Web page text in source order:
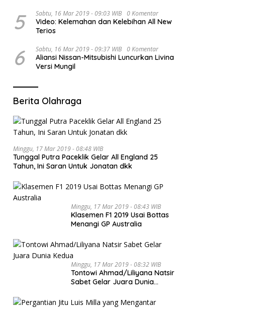
5 Sabtu, 16 Mar 2019 - 09:03 WIB 0 Komentar
Video: Kelemahan dan Kelebihan All New
Terios
6 Sabtu, 16 Mar 2019 - 09:37 WIB 0 Komentar
Aliansi Nissan-Mitsubishi Luncurkan Livina
Versi Mungil
Berita Olahraga
Minggu, 17 Mar 2019 - 08:48 WIB
Tunggal Putra Paceklik Gelar All England 25
Tahun, Ini Saran Untuk Jonatan dkk
Minggu, 17 Mar 2019 - 08:43 WIB
Klasemen F1 2019 Usai Bottas
Menangi GP Australia
Minggu, 17 Mar 2019 - 08:32 WIB
Tontowi Ahmad/Liliyana Natsir
Sabet Gelar Juara Dunia